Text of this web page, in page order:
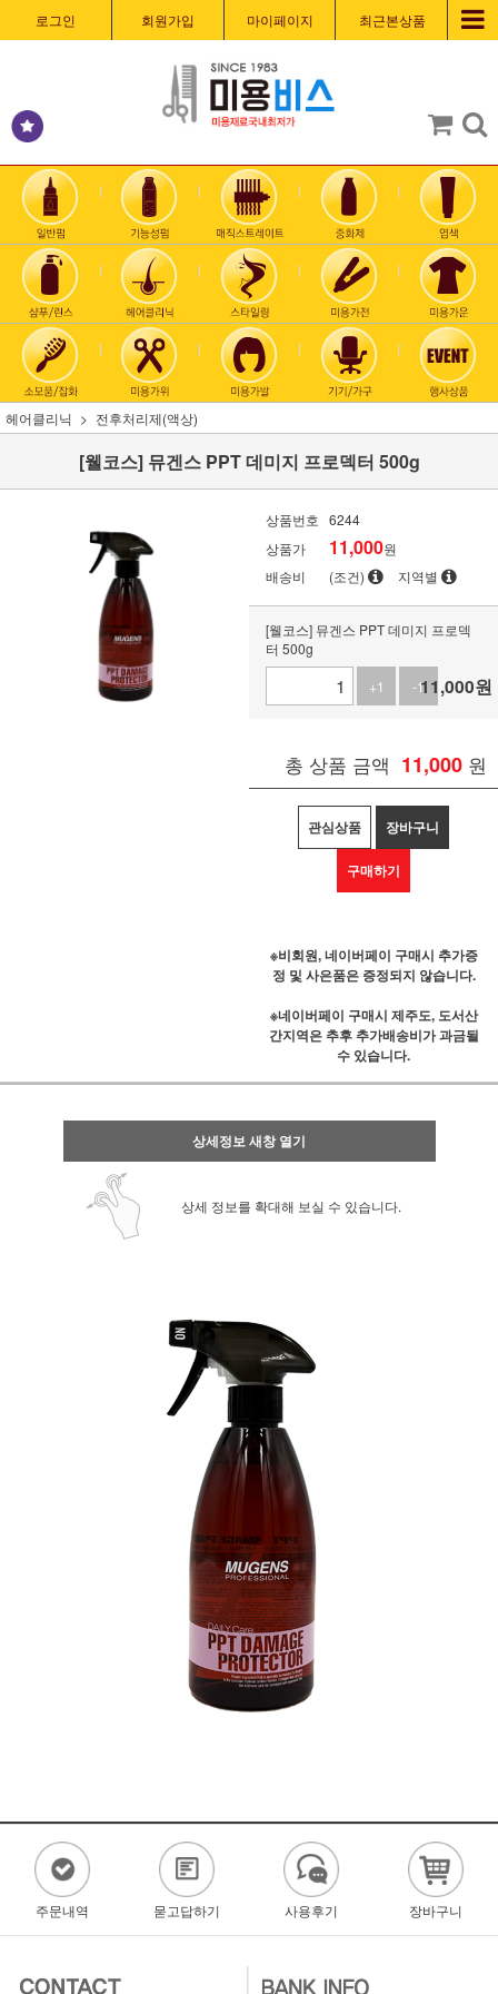
로그인 회원가입 마이페이지 최근본상품
헤어클리닉 전후처리제(액상)
[웰코스] 뮤겐스 PPT 데미지 프로덱터 500g
상품번호 6244
상품가
11,000원
배송비
(조건) 지역별
[웰코스] 뮤겐스 PPT 데미지 프로덱
터 500g
+1
-111,000원
총 상품 금액 11,000 원
관심상품 장바구니
구매하기
※비회원, 네이버페이 구매시 추가증
정 및 사은품은 증정되지 않습니다.
※네이버페이 구매시 제주도, 도서산
간지역은 추후 추가배송비가 과금될
수 있습니다.
상세정보 새창 열기
상세 정보를 확대해 보실 수 있습니다.
주문내역 묻고답하기 사용후기 장바구니